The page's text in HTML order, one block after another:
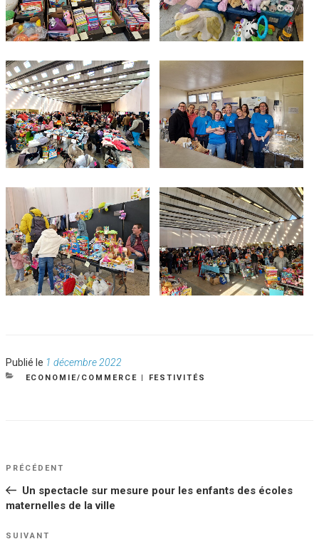
Publié le Publié
le
1 décembre 2022
CATÉGORIES
ECONOMIE/COMMERCE | FESTIVITÉS
NAVIGATION
DE
L’ARTICLE
Article
PRÉCÉDENT
Un spectacle sur mesure pour les enfants des écoles
maternelles de la ville
Article
SUIVANT